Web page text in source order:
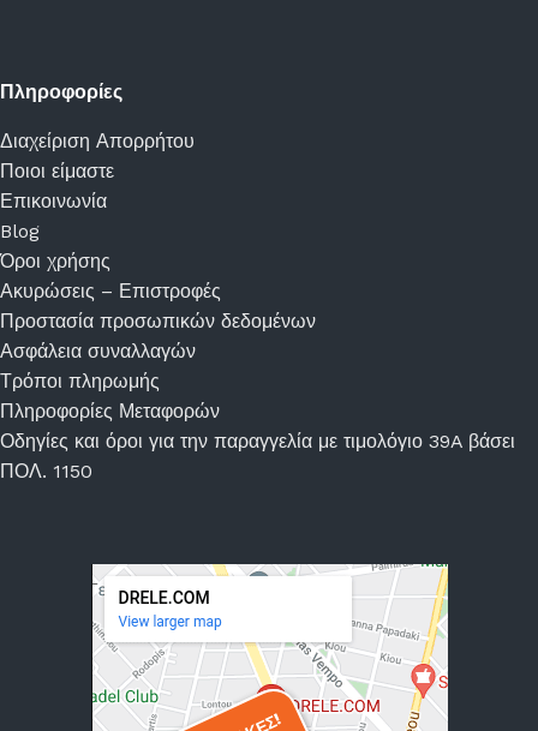
Πληροφορίες
Διαχείριση Απορρήτου
Ποιοι είμαστε
Επικοινωνία
Blog
Όροι χρήσης
Ακυρώσεις – Επιστροφές
Προστασία προσωπικών δεδομένων
Ασφάλεια συναλλαγών
Τρόποι πληρωμής
Πληροφορίες Μεταφορών
Οδηγίες και όροι για την παραγγελία με τιμολόγιο 39A βάσει
ΠΟΛ. 1150